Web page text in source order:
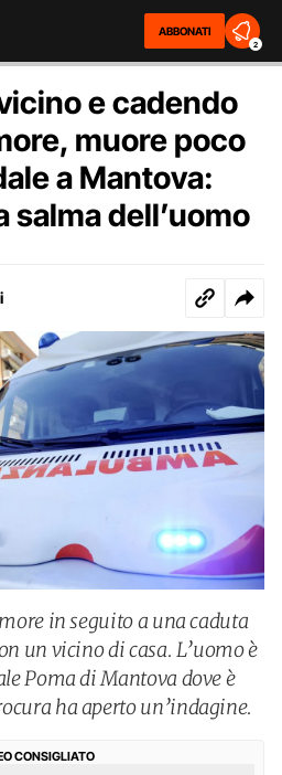
ABBONATI
2
e cadendo
muore poco
a Mantova:
salma dell’uomo
in seguito a una caduta
un vicino di casa. L’uomo è
Poma di Mantova dove è
ha aperto un’indagine.
CONSIGLIATO